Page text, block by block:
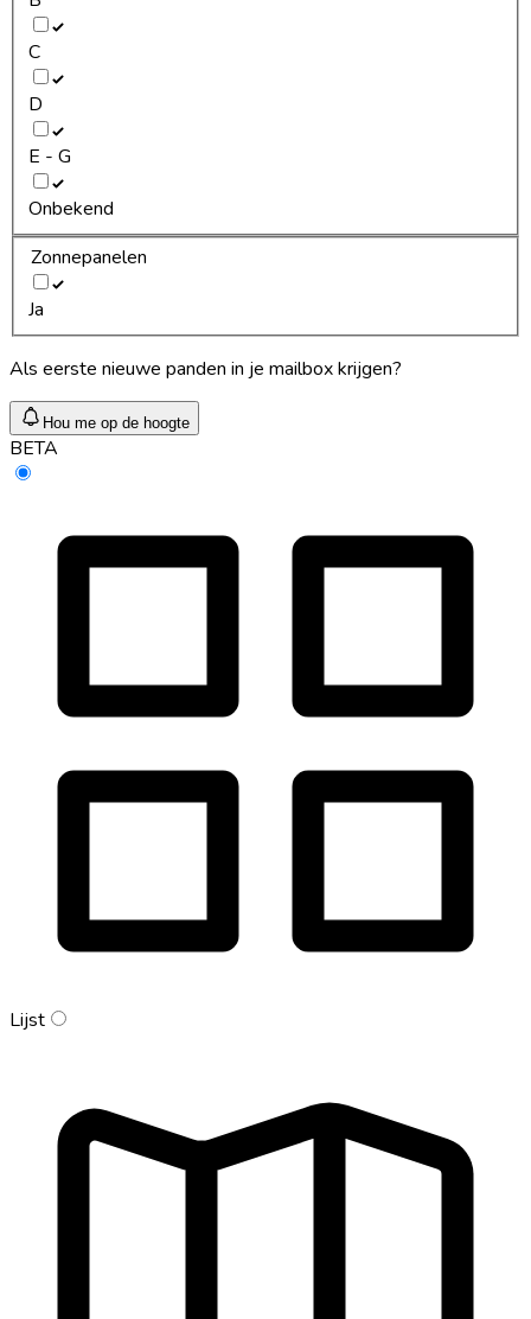
C
D
E - G
Onbekend
Zonnepanelen
Ja
Als eerste nieuwe panden in je mailbox krijgen?
Hou me op de hoogte
BETA
Lijst